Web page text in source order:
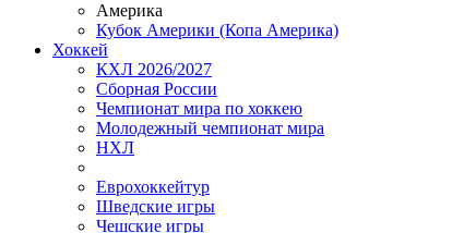
Америка
Кубок Америки (Копа Америка)
Хоккей
КХЛ 2026/2027
Сборная России
Чемпионат мира по хоккею
Молодежный чемпионат мира
НХЛ
Еврохоккейтур
Шведские игры
Чешские игры